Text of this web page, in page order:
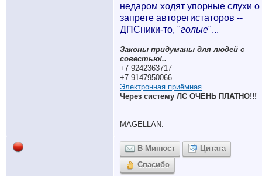
недаром ходят упорные слухи о
запрете авторегистаторов --
ДПСники-то, "голые"...
Законы придуманы для людей с
совестью!..
+7 9242363717
+7 9147950066
Электронная приёмная
Через систему ЛС ОЧЕНЬ ПЛАТНО!!!
MAGELLAN.
В Минюст
Цитата
Спасибо